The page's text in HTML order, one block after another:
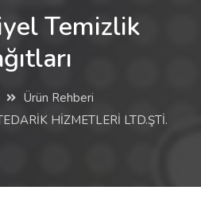
Temizlik
Ürün Rehberi
HİZMETLERİ LTD.ŞTİ.